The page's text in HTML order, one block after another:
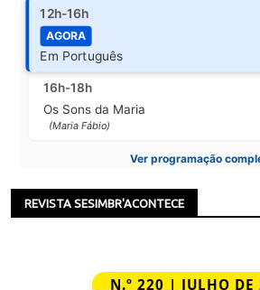
12h-16h
AGORA
Em Português
16h-18h
Os Sons da Maria
(Maria Fábio)
Ver programação
REVISTA SESIMBR'ACONTECE
N.º 220 | JULHO DE